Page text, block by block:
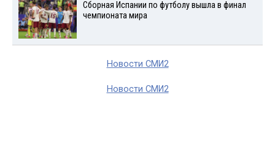
Сборная Испании по футболу вышла в финал
чемпионата мира
Новости СМИ2
Новости СМИ2